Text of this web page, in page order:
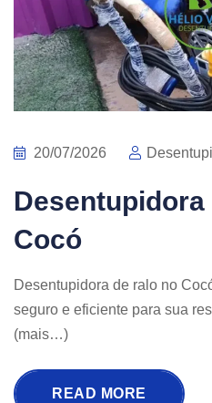
20/07/2026
Cocó
Desentupidora de ralo no
seguro e eficiente para sua
(mais…)
READ MORE